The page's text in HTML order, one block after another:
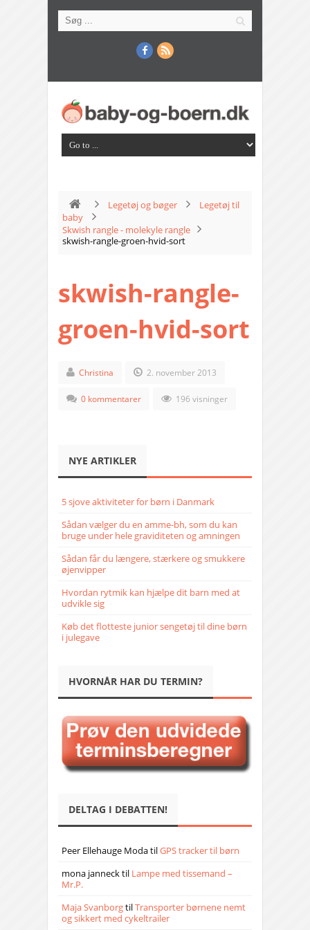
Legetøj og bøger
Legetøj til
baby
Skwish rangle - molekyle rangle
skwish-rangle-groen-hvid-sort
skwish-rangle-
groen-hvid-sort
Christina 2. november 2013
0 kommentarer 196 visninger
NYE ARTIKLER
5 sjove aktiviteter for børn i Danmark
Sådan vælger du en amme-bh, som du kan
bruge under hele graviditeten og amningen
Sådan får du længere, stærkere og smukkere
øjenvipper
Hvordan rytmik kan hjælpe dit barn med at
udvikle sig
Køb det flotteste junior sengetøj til dine børn
i julegave
HVORNÅR HAR DU TERMIN?
DELTAG I DEBATTEN!
Peer Ellehauge ModatilGPS tracker til børn
mona jannecktil Lampe med tissemand –
Mr.P.
Maja SvanborgtilTransporter børnene nemt
og sikkert med cykeltrailer